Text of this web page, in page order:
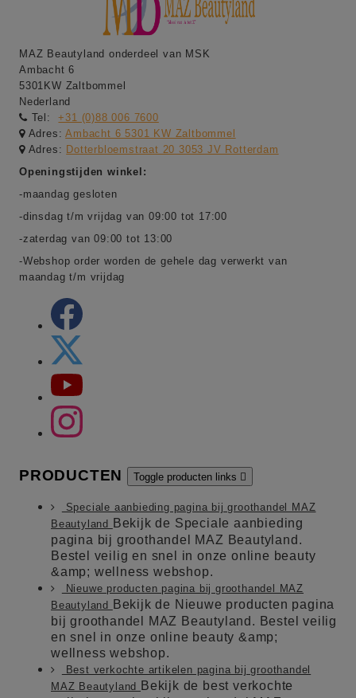
MAZ Beautyland onderdeel van MSK
Ambacht 6
5301KW Zaltbommel
Nederland
Tel:
+31 (0)88 006 7600
Adres:Ambacht 6 5301 KW Zaltbommel
Adres: Dotterbloemstraat 20 3053 JV Rotterdam
Openingstijden winkel:
-maandag gesloten
-dinsdag t/m vrijdag van 09:00 tot 17:00
-zaterdag van 09:00 tot 13:00
-Webshop order worden de gehele dag verwerkt van
maandag t/m vrijdag
PRODUCTEN Toggle producten links 
Speciale aanbieding pagina bij groothandel MAZ
Beautyland
Bekijk de Speciale aanbieding
pagina bij groothandel MAZ Beautyland.
Bestel veilig en snel in onze online beauty
&amp; wellness webshop.
Nieuwe producten pagina bij groothandel MAZ
Beautyland
Bekijk de Nieuwe producten pagina
bij groothandel MAZ Beautyland. Bestel veilig
en snel in onze online beauty &amp;
wellness webshop.
Best verkochte artikelen pagina bij groothandel
MAZ Beautyland
Bekijk de best verkochte